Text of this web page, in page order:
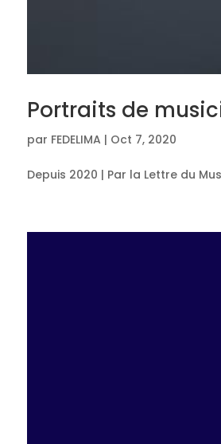
Portraits de
par FEDELIMA | Oct 7, 2020
Depuis 2020 | Par la Lettre du